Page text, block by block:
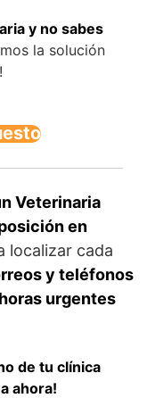
y no sabes
la solución
Veterinaria
en
localizar cada
y teléfonos
urgentes
de tu clínica
ahora!